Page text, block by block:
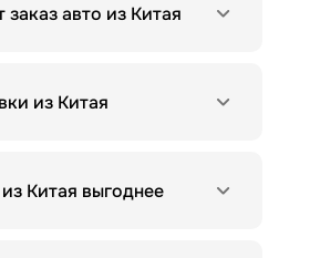
заказ авто из Китая
из Китая
Китая выгоднее